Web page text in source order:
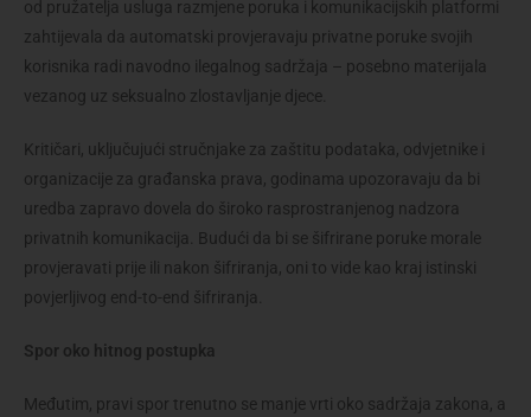
od pružatelja usluga razmjene poruka i komunikacijskih platformi
zahtijevala da automatski provjeravaju privatne poruke svojih
korisnika radi navodno ilegalnog sadržaja – posebno materijala
vezanog uz seksualno zlostavljanje djece.
Kritičari, uključujući stručnjake za zaštitu podataka, odvjetnike i
organizacije za građanska prava, godinama upozoravaju da bi
uredba zapravo dovela do široko rasprostranjenog nadzora
privatnih komunikacija. Budući da bi se šifrirane poruke morale
provjeravati prije ili nakon šifriranja, oni to vide kao kraj istinski
povjerljivog end-to-end šifriranja.
Spor oko hitnog postupka
Međutim, pravi spor trenutno se manje vrti oko sadržaja zakona, a